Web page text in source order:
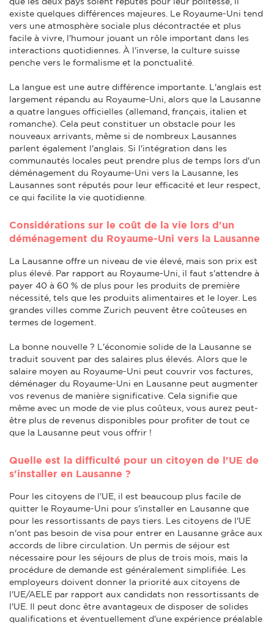
existe quelques différences majeures. Le Royaume-Uni tend
vers une atmosphère sociale plus décontractée et plus
facile à vivre, l'humour jouant un rôle important dans les
interactions quotidiennes. À l'inverse, la culture suisse
penche vers le formalisme et la ponctualité.
La langue est une autre différence importante. L'anglais est
largement répandu au Royaume-Uni, alors que la Lausanne
a quatre langues officielles (allemand, français, italien et
romanche). Cela peut constituer un obstacle pour les
nouveaux arrivants, même si de nombreux Lausannes
parlent également l'anglais. Si l'intégration dans les
communautés locales peut prendre plus de temps lors d'un
déménagement du Royaume-Uni vers la Lausanne, les
Lausannes sont réputés pour leur efficacité et leur respect,
ce qui facilite la vie quotidienne.
Considérations sur le coût de la vie lors d'un
déménagement du Royaume-Uni vers la Lausanne
La Lausanne offre un niveau de vie élevé, mais son prix est
plus élevé. Par rapport au Royaume-Uni, il faut s'attendre à
payer 40 à 60 % de plus pour les produits de première
nécessité, tels que les produits alimentaires et le loyer. Les
grandes villes comme Zurich peuvent être coûteuses en
termes de logement.
La bonne nouvelle ? L'économie solide de la Lausanne se
traduit souvent par des salaires plus élevés. Alors que le
salaire moyen au Royaume-Uni peut couvrir vos factures,
déménager du Royaume-Uni en Lausanne peut augmenter
vos revenus de manière significative. Cela signifie que
même avec un mode de vie plus coûteux, vous aurez peut-
être plus de revenus disponibles pour profiter de tout ce
que la Lausanne peut vous offrir !
Quelle est la difficulté pour un citoyen de l'UE de
s'installer en Lausanne ?
Pour les citoyens de l'UE, il est beaucoup plus facile de
quitter le Royaume-Uni pour s'installer en Lausanne que
pour les ressortissants de pays tiers. Les citoyens de l'UE
n'ont pas besoin de visa pour entrer en Lausanne grâce aux
accords de libre circulation. Un permis de séjour est
nécessaire pour les séjours de plus de trois mois, mais la
procédure de demande est généralement simplifiée. Les
employeurs doivent donner la priorité aux citoyens de
l'UE/AELE par rapport aux candidats non ressortissants de
l'UE. Il peut donc être avantageux de disposer de solides
qualifications et éventuellement d'une expérience préalable